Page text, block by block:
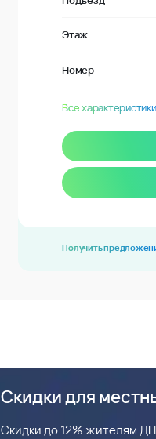
Этаж
Номер
Все характеристики
Получить
Скидки для
Скидки до 12% жителям